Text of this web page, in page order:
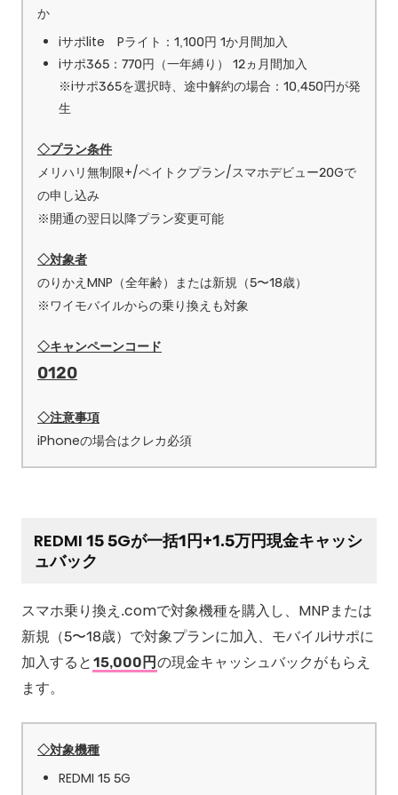
か
iサポlite Pライト：1,100円 1か月間加入
iサポ365：770円（一年縛り） 12ヵ月間加入
※iサポ365を選択時、途中解約の場合：10,450円が発
生
◇プラン条件
メリハリ無制限+/ペイトクプラン/スマホデビュー20Gで
の申し込み
※開通の翌日以降プラン変更可能
◇対象者
のりかえMNP（全年齢）または新規（5〜18歳）
※ワイモバイルからの乗り換えも対象
◇キャンペーンコード
0120
◇注意事項
iPhoneの場合はクレカ必須
REDMI 15 5Gが一括1円+1.5万円現金キャッシ
ュバック
スマホ乗り換え.comで対象機種を購入し、MNPまたは
新規（5〜18歳）で対象プランに加入、モバイルiサポに
加入すると15,000円の現金キャッシュバックがもらえ
ます。
◇対象機種
REDMI 15 5G